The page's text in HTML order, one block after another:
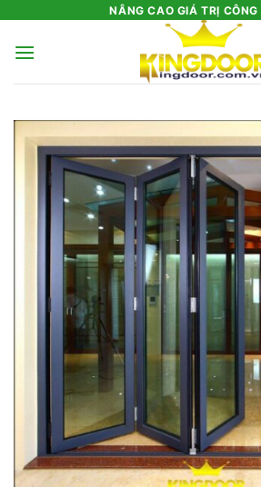
nội
NÂNG CAO GIÁ TRỊ CÔNG